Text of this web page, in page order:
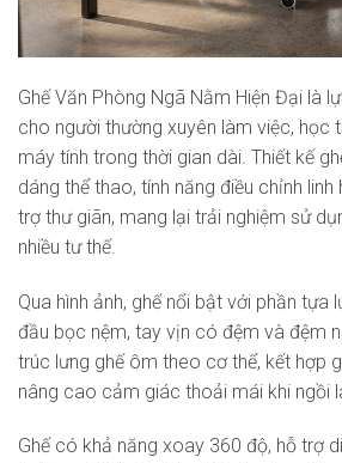
Ghế Văn Phòng Ngã Nằm Hiện Đại là
cho người thường xuyên làm việc, học
máy tính trong thời gian dài. Thiết kế
dáng thể thao, tính năng điều chỉnh
trợ thư giãn, mang lại trải nghiệm sử
nhiều tư thế.
Qua hình ảnh, ghế nổi bật với phần tựa
đầu bọc nệm, tay vịn có đệm và đệm
trúc lưng ghế ôm theo cơ thể, kết hợp
nâng cao cảm giác thoải mái khi ngồi
Ghế có khả năng xoay 360 độ, hỗ trợ